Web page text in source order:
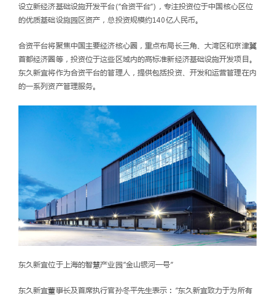
基金管理
东久新宜资本
媒体中心
设立新经济基础设施开发平台(“合资平台”)，专注投资位于中国核心区位
的优质基础设施园区资产，总投资规模约140亿人民币。
合资平台将聚焦中国主要经济核心圈，重点布局长三角、大湾区和京津冀
首都经济圈等，投资位于这些区域内的高标准新经济基础设施开发项目。
东久新宜将作为合资平台的管理人，提供包括投资、开发和运营管理在内
的一系列资产管理服务。
东久新宜位于上海的智慧产业园“金山银河一号”
东久新宜董事长及首席执行官孙冬平先生表示：“东久新宜致力于为所有